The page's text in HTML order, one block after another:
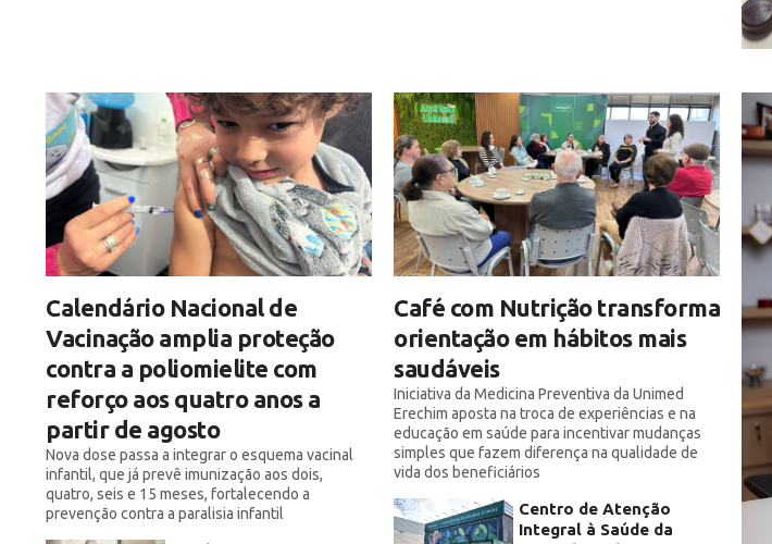
Calendário Nacional de
Vacinação amplia proteção
contra a poliomielite com
reforço aos quatro anos a
partir de agosto
Nova dose passa a integrar o esquema vacinal
infantil, que já prevê imunização aos dois,
quatro, seis e 15 meses, fortalecendo a
prevenção contra a paralisia infantil
Café com Nutrição transforma
orientação em hábitos mais
saudáveis
Iniciativa da Medicina Preventiva da Unimed
Erechim aposta na troca de experiências e na
educação em saúde para incentivar mudanças
simples que fazem diferença na qualidade de
vida dos beneficiários
Centro de Atenção
Integral à Saúde da